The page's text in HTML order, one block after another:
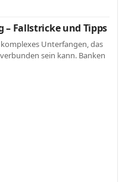
Fallstricke und Tipps
Unterfangen, das
sein kann. Banken